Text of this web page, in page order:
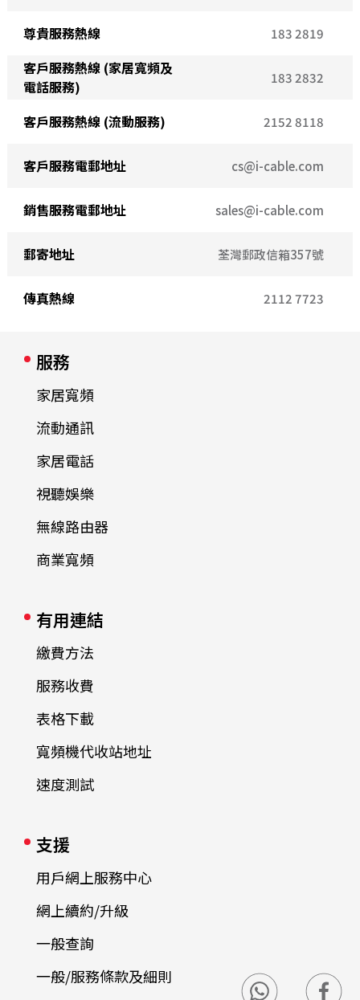
尊貴服務熱線 183 2819
客戶服務熱線 (家居寬頻及
電話服務)
183 2832
客戶服務熱線 (流動服務) 2152 8118
客戶服務電郵地址 cs@i-cable.com
銷售服務電郵地址 sales@i-cable.com
郵寄地址 荃灣郵政信箱357號
傳真熱線 2112 7723
服務
家居寬頻
流動通訊
家居電話
視聽娛樂
無線路由器
商業寬頻
有用連結
繳費方法
服務收費
表格下載
寬頻機代收站地址
速度測試
支援
用戶網上服務中心
網上續約/升級
一般查詢
一般/服務條款及細則